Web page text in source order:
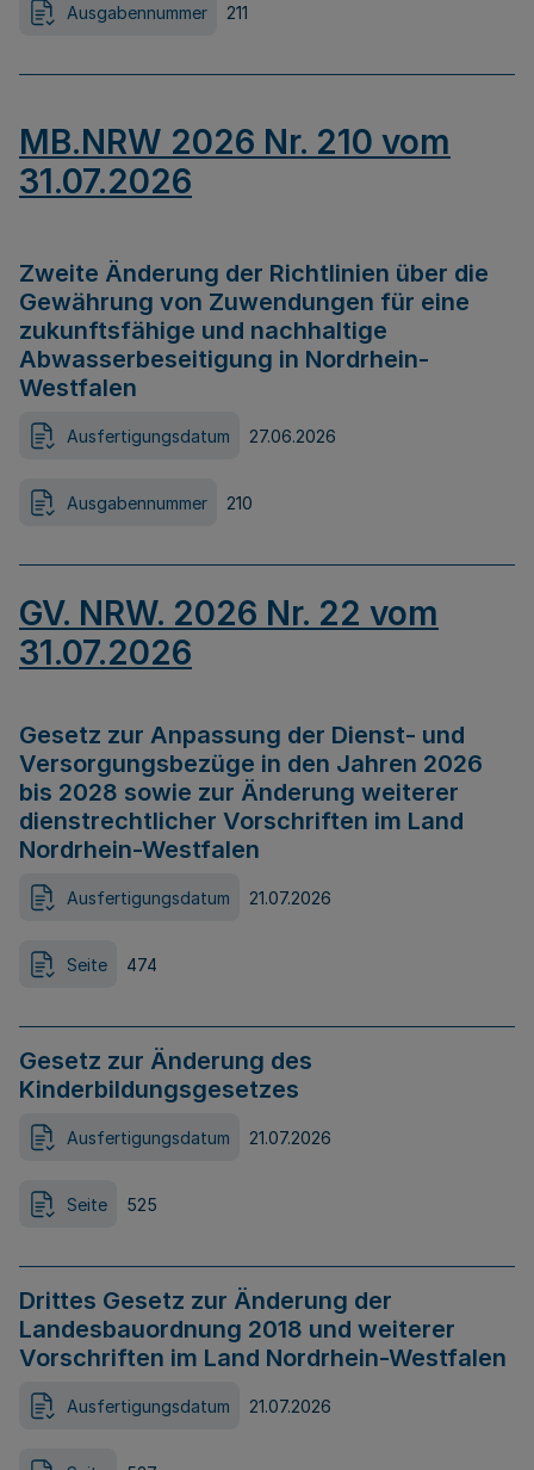
Ausgabennummer 211
MB.NRW 2026 Nr. 210 vom
31.07.2026
Zweite Änderung der Richtlinien über die
Gewährung von Zuwendungen für eine
zukunftsfähige und nachhaltige
Abwasserbeseitigung in Nordrhein-
Westfalen
Ausfertigungsdatum 27.06.2026
Ausgabennummer 210
GV. NRW. 2026 Nr. 22 vom
31.07.2026
Gesetz zur Anpassung der Dienst- und
Versorgungsbezüge in den Jahren 2026
bis 2028 sowie zur Änderung weiterer
dienstrechtlicher Vorschriften im Land
Nordrhein-Westfalen
Ausfertigungsdatum 21.07.2026
Seite 474
Gesetz zur Änderung des
Kinderbildungsgesetzes
Ausfertigungsdatum 21.07.2026
Seite 525
Drittes Gesetz zur Änderung der
Landesbauordnung 2018 und weiterer
Vorschriften im Land Nordrhein-Westfalen
Ausfertigungsdatum 21.07.2026